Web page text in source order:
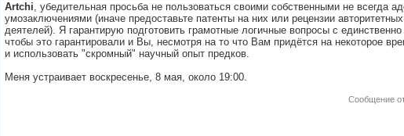
Artchi, убедительная просьба не пользоваться своими собственными не всегда
умозаключениями (иначе предоставьте патенты на них или рецензии
деятелей). Я гарантирую подготовить грамотные логичные вопросы с
чтобы это гарантировали и Вы, несмотря на то что Вам придётся на некоторое
и использовать "скромный" научный опыт предков.
Меня устраивает воскресенье, 8 мая, около 19:00.
Сообщение